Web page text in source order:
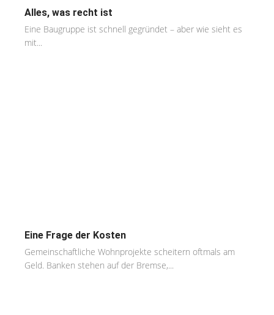
Alles, was recht ist
Eine Baugruppe ist schnell gegründet – aber wie sieht es
mit...
Eine Frage der Kosten
Gemeinschaftliche Wohnprojekte scheitern oftmals am
Geld. Banken stehen auf der Bremse,...